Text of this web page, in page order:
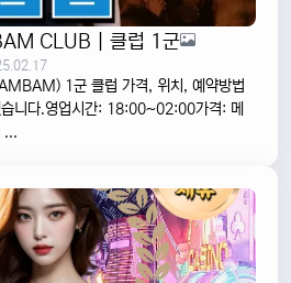
CLUB | 클럽 1군
1군 클럽 가격, 위치, 예약방법
니다.영업시간: 18:00~02:00가격: 메
...